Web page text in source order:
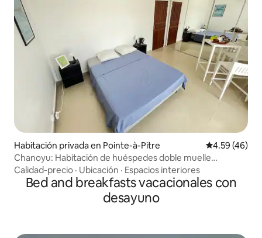
Habitación privada en Pointe-à-Pitre Calificación
4.59 (46)
Chanoyu: Habitación de huéspedes doble muelle
cruceros
Calidad-precio · Ubicación · Espacios interiores
Bed and breakfasts vacacionales con
desayuno